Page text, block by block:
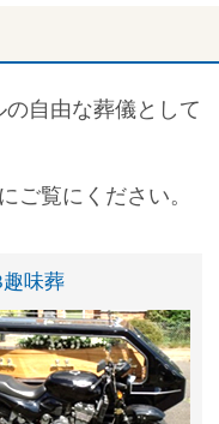
自由な葬儀として
ご覧にください。
趣味葬